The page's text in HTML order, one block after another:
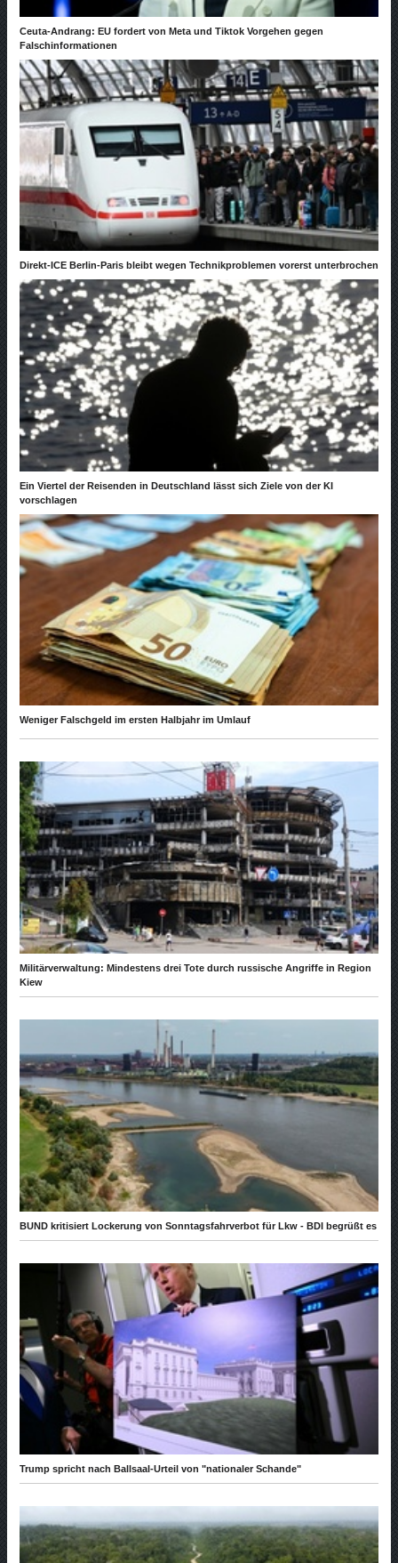
Ceuta-Andrang: EU fordert von Meta und Tiktok Vorgehen gegen
Falschinformationen
Direkt-ICE Berlin-Paris bleibt wegen Technikproblemen vorerst unterbrochen
Ein Viertel der Reisenden in Deutschland lässt sich Ziele von der KI
vorschlagen
Weniger Falschgeld im ersten Halbjahr im Umlauf
Militärverwaltung: Mindestens drei Tote durch russische Angriffe in Region
Kiew
BUND kritisiert Lockerung von Sonntagsfahrverbot für Lkw - BDI begrüßt es
Trump spricht nach Ballsaal-Urteil von "nationaler Schande"